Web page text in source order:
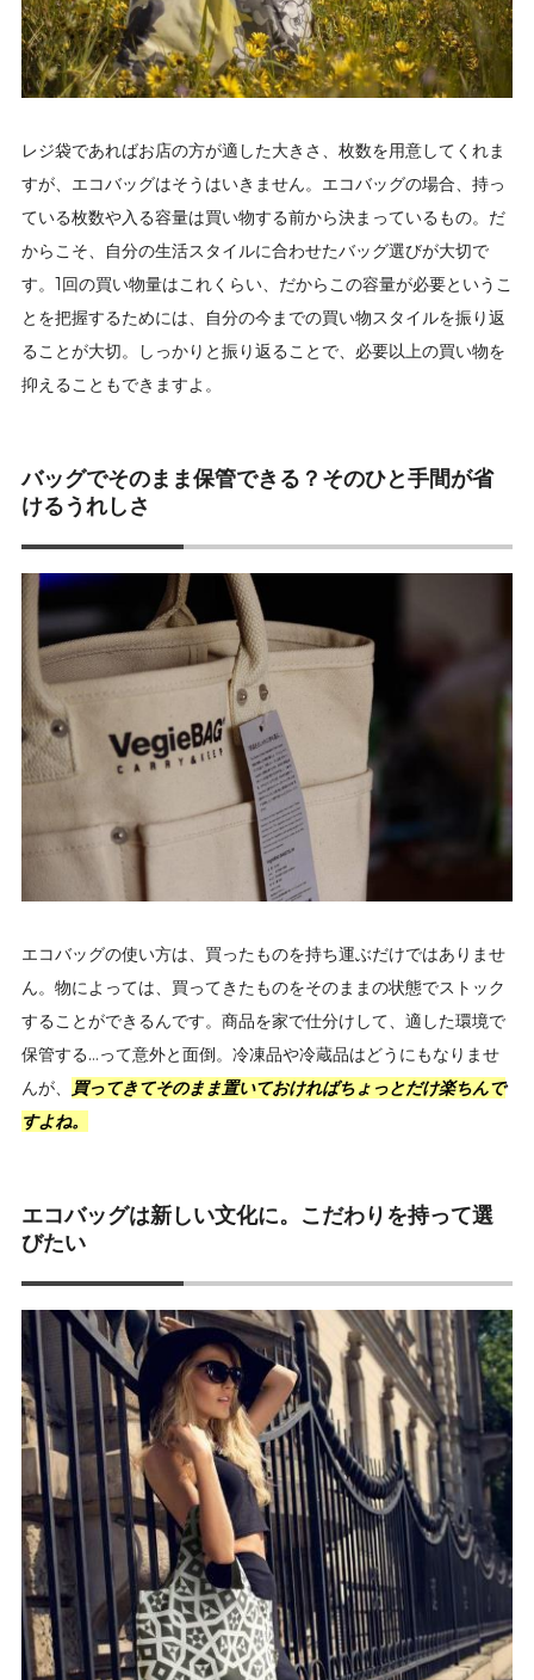
レジ袋であればお店の方が適した大きさ、枚数を用意してくれま
すが、エコバッグはそうはいきません。エコバッグの場合、持っ
ている枚数や入る容量は買い物する前から決まっているもの。だ
からこそ、自分の生活スタイルに合わせたバッグ選びが大切で
す。1回の買い物量はこれくらい、だからこの容量が必要というこ
とを把握するためには、自分の今までの買い物スタイルを振り返
ることが大切。しっかりと振り返ることで、必要以上の買い物を
抑えることもできますよ。
バッグでそのまま保管できる？そのひと手間が省
けるうれしさ
エコバッグの使い方は、買ったものを持ち運ぶだけではありませ
ん。物によっては、買ってきたものをそのままの状態でストック
することができるんです。商品を家で仕分けして、適した環境で
保管する…って意外と面倒。冷凍品や冷蔵品はどうにもなりませ
んが、
買ってきてそのまま置いておければちょっとだけ楽ちんで
すよね。
エコバッグは新しい文化に。こだわりを持って選
びたい